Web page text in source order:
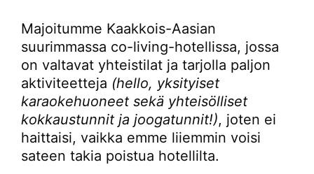
Majoitumme Kaakkois-Aasian
suurimmassa co-living-hotellissa, jossa
on valtavat yhteistilat ja tarjolla paljon
aktiviteetteja (hello, yksityiset
karaokehuoneet sekä yhteisölliset
kokkaustunnit ja joogatunnit!), joten ei
haittaisi, vaikka emme liiemmin voisi
sateen takia poistua hotellilta.